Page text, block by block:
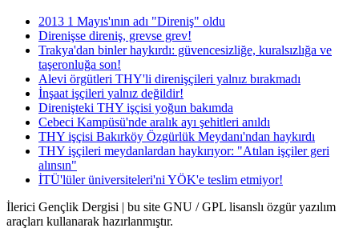
2013 1 Mayıs'ının adı "Direniş" oldu
Direnişse direniş, grevse grev!
Trakya'dan binler haykırdı: güvencesizliğe, kuralsızlığa ve
taşeronluğa son!
Alevi örgütleri THY'li direnişçileri yalnız bırakmadı
İnşaat işçileri yalnız değildir!
Direnişteki THY işçisi yoğun bakımda
Cebeci Kampüsü'nde aralık ayı şehitleri anıldı
THY işçisi Bakırköy Özgürlük Meydanı'ndan haykırdı
THY işçileri meydanlardan haykırıyor: "Atılan işçiler geri
alınsın"
İTÜ'lüler üniversiteleri'ni YÖK'e teslim etmiyor!
İlerici Gençlik Dergisi | bu site GNU / GPL lisanslı özgür yazılım
araçları kullanarak hazırlanmıştır.